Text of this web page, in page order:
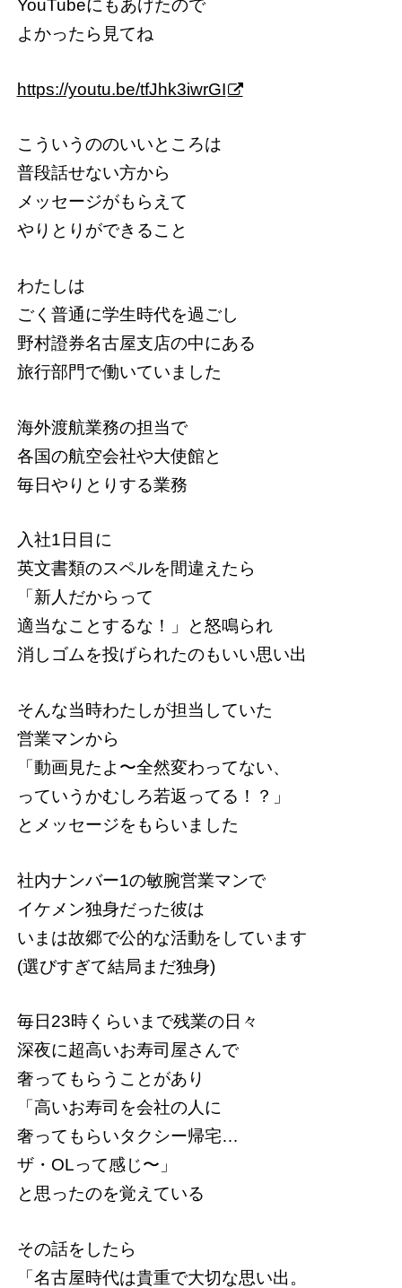
YouTubeにもあげたので
よかったら見てね
https://youtu.be/tfJhk3iwrGI
こういうののいいところは
普段話せない方から
メッセージがもらえて
やりとりができること
わたしは
ごく普通に学生時代を過ごし
野村證券名古屋支店の中にある
旅行部門で働いていました
海外渡航業務の担当で
各国の航空会社や大使館と
毎日やりとりする業務
入社1日目に
英文書類のスペルを間違えたら
「新人だからって
適当なことするな！」と怒鳴られ
消しゴムを投げられたのもいい思い出
そんな当時わたしが担当していた
営業マンから
「動画見たよ〜全然変わってない、
っていうかむしろ若返ってる！？」
とメッセージをもらいました
社内ナンバー1の敏腕営業マンで
イケメン独身だった彼は
いまは故郷で公的な活動をしています
(選びすぎて結局まだ独身)
毎日23時くらいまで残業の日々
深夜に超高いお寿司屋さんで
奢ってもらうことがあり
「高いお寿司を会社の人に
奢ってもらいタクシー帰宅…
ザ・OLって感じ〜」
と思ったのを覚えている
その話をしたら
「名古屋時代は貴重で大切な思い出。